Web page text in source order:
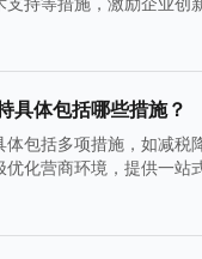
具体包括哪些措施？
包括多项措施，如减
化营商环境，提供一